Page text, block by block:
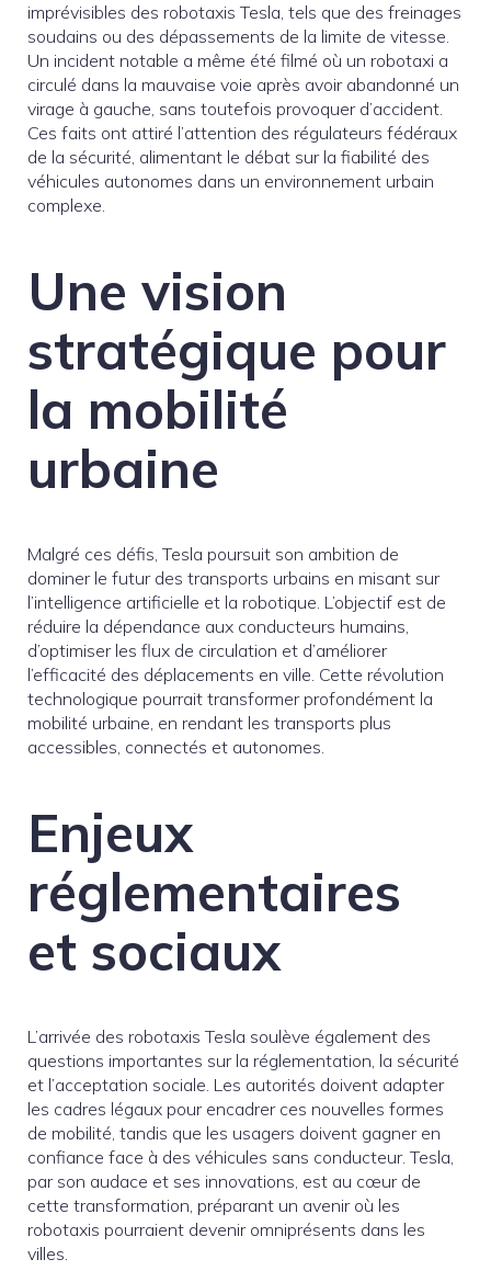
imprévisibles des robotaxis Tesla, tels que des freinages
soudains ou des dépassements de la limite de vitesse.
Un incident notable a même été filmé où un robotaxi a
circulé dans la mauvaise voie après avoir abandonné un
virage à gauche, sans toutefois provoquer d’accident.
Ces faits ont attiré l’attention des régulateurs fédéraux
de la sécurité, alimentant le débat sur la fiabilité des
véhicules autonomes dans un environnement urbain
complexe.
Une vision
stratégique pour
la mobilité
urbaine
Malgré ces défis, Tesla poursuit son ambition de
dominer le futur des transports urbains en misant sur
l’intelligence artificielle et la robotique. L’objectif est de
réduire la dépendance aux conducteurs humains,
d’optimiser les flux de circulation et d’améliorer
l’efficacité des déplacements en ville. Cette révolution
technologique pourrait transformer profondément la
mobilité urbaine, en rendant les transports plus
accessibles, connectés et autonomes.
Enjeux
réglementaires
et sociaux
L’arrivée des robotaxis Tesla soulève également des
questions importantes sur la réglementation, la sécurité
et l’acceptation sociale. Les autorités doivent adapter
les cadres légaux pour encadrer ces nouvelles formes
de mobilité, tandis que les usagers doivent gagner en
confiance face à des véhicules sans conducteur. Tesla,
par son audace et ses innovations, est au cœur de
cette transformation, préparant un avenir où les
robotaxis pourraient devenir omniprésents dans les
villes.